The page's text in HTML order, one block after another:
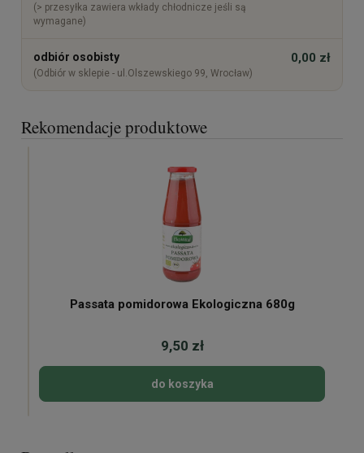
(> przesyłka zawiera wkłady chłodnicze jeśli są
wymagane)
odbiór osobisty
(Odbiór w sklepie - ul.Olszewskiego 99, Wrocław)
0,00 zł
Rekomendacje produktowe
Passata pomidorowa Ekologiczna 680g
9,50 zł
do koszyka